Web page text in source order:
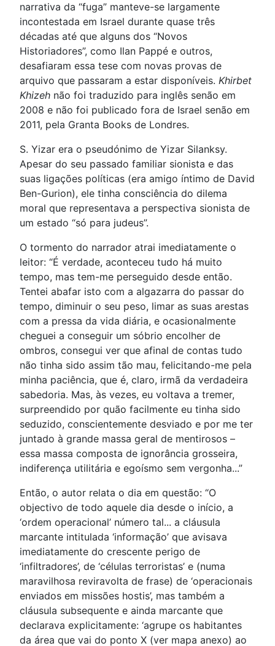
narrativa da “fuga” manteve-se largamente
incontestada em Israel durante quase três
décadas até que alguns dos “Novos
Historiadores”, como Ilan Pappé e outros,
desafiaram essa tese com novas provas de
arquivo que passaram a estar disponíveis. Khirbet
Khizeh não foi traduzido para inglês senão em
2008 e não foi publicado fora de Israel senão em
2011, pela Granta Books de Londres.
S. Yizar era o pseudónimo de Yizar Silanksy.
Apesar do seu passado familiar sionista e das
suas ligações políticas (era amigo íntimo de David
Ben-Gurion), ele tinha consciência do dilema
moral que representava a perspectiva sionista de
um estado “só para judeus”.
O tormento do narrador atrai imediatamente o
leitor: “É verdade, aconteceu tudo há muito
tempo, mas tem-me perseguido desde então.
Tentei abafar isto com a algazarra do passar do
tempo, diminuir o seu peso, limar as suas arestas
com a pressa da vida diária, e ocasionalmente
cheguei a conseguir um sóbrio encolher de
ombros, consegui ver que afinal de contas tudo
não tinha sido assim tão mau, felicitando-me pela
minha paciência, que é, claro, irmã da verdadeira
sabedoria. Mas, às vezes, eu voltava a tremer,
surpreendido por quão facilmente eu tinha sido
seduzido, conscientemente desviado e por me ter
juntado à grande massa geral de mentirosos –
essa massa composta de ignorância grosseira,
indiferença utilitária e egoísmo sem vergonha...”
Então, o autor relata o dia em questão: “O
objectivo de todo aquele dia desde o início, a
‘ordem operacional’ número tal... a cláusula
marcante intitulada ‘informação’ que avisava
imediatamente do crescente perigo de
‘infiltradores’, de ‘células terroristas’ e (numa
maravilhosa reviravolta de frase) de ‘operacionais
enviados em missões hostis’, mas também a
cláusula subsequente e ainda marcante que
declarava explicitamente: ‘agrupe os habitantes
da área que vai do ponto X (ver mapa anexo) ao